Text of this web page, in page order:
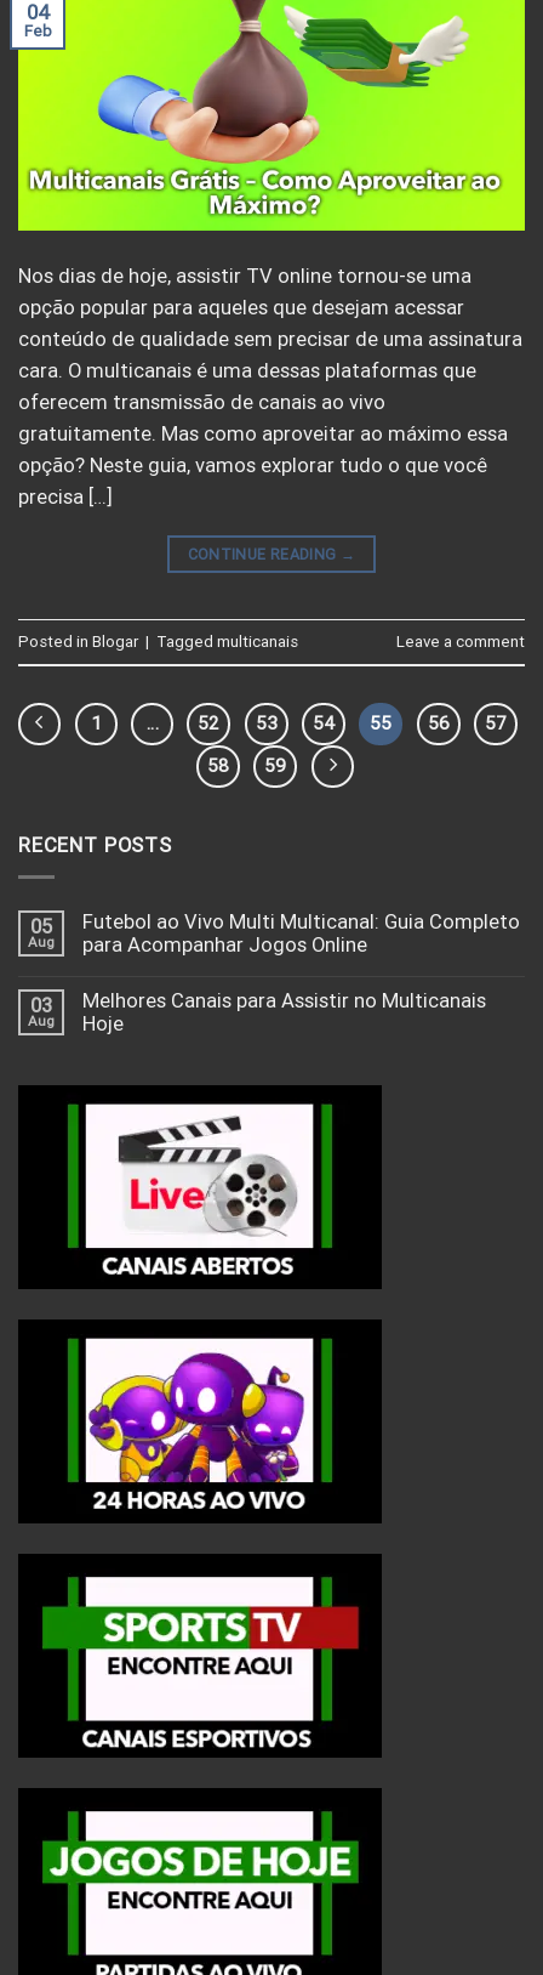
04
Feb
Nos dias de hoje, assistir TV online tornou-se uma
opção popular para aqueles que desejam acessar
conteúdo de qualidade sem precisar de uma assinatura
cara. O multicanais é uma dessas plataformas que
oferecem transmissão de canais ao vivo
gratuitamente. Mas como aproveitar ao máximo essa
opção? Neste guia, vamos explorar tudo o que você
precisa […]
CONTINUE READING →
Posted in Blogar | Tagged multicanais Leave a comment
1 … 52 53 54 55 56
57
58
59
RECENT POSTS
05
Aug
Futebol ao Vivo Multi Multicanal: Guia Completo
para Acompanhar Jogos Online
03
Aug
Melhores Canais para Assistir no Multicanais
Hoje